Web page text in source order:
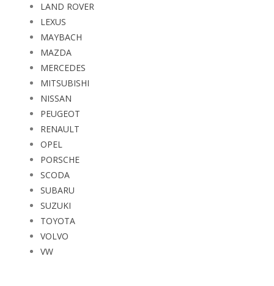
LAND ROVER
LEXUS
MAYBACH
MAZDA
MERCEDES
MITSUBISHI
NISSAN
PEUGEOT
RENAULT
OPEL
PORSCHE
SCODA
SUBARU
SUZUKI
TOYOTA
VOLVO
VW